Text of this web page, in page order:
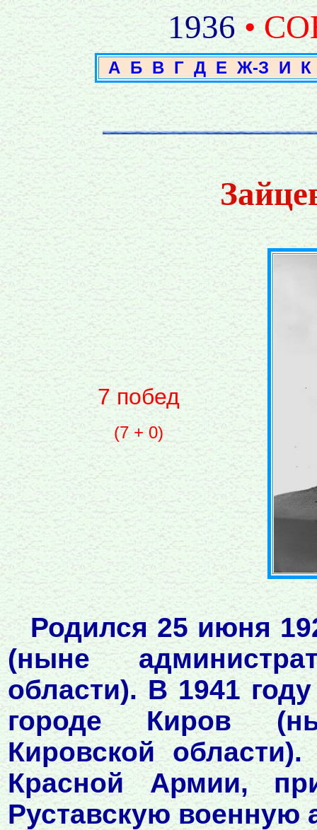
1936 •
А Б В Г Д Е Ж-З И К
7 побед
(7 + 0)
Родился 25 июня
(ныне
области). В 1941
городе Киров
Кировской
Красной Армии,
Руставскую военную